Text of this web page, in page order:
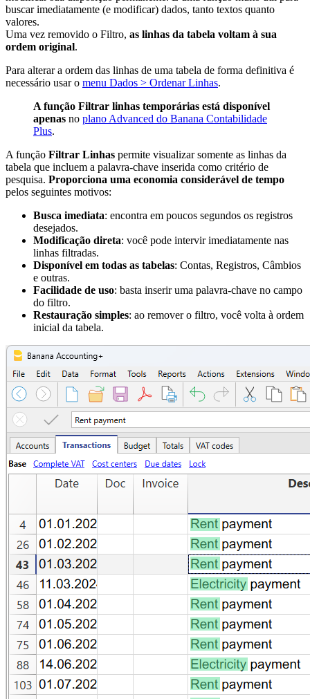
buscar imediatamente (e modificar) dados, tanto textos quanto
valores.
Uma vez removido o Filtro, as linhas da tabela voltam à sua
ordem original.
Para alterar a ordem das linhas de uma tabela de forma definitiva é
necessário usar o menu Dados > Ordenar Linhas.
A função Filtrar linhas temporárias está disponível
apenas no plano Advanced do Banana Contabilidade
Plus.
A função Filtrar Linhas permite visualizar somente as linhas da
tabela que incluem a palavra-chave inserida como critério de
pesquisa. Proporciona uma economia considerável de tempo
pelos seguintes motivos:
Busca imediata: encontra em poucos segundos os registros
desejados.
Modificação direta: você pode intervir imediatamente nas
linhas filtradas.
Disponível em todas as tabelas: Contas, Registros, Câmbios
e outras.
Facilidade de uso: basta inserir uma palavra-chave no campo
do filtro.
Restauração simples: ao remover o filtro, você volta à ordem
inicial da tabela.